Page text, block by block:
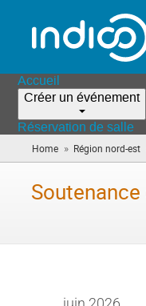
Accueil
Créer un événement
Réservation de salle
Home » Région nord-est